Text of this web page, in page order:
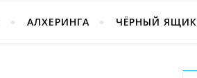
АЛХЕРИНГА ЧЁРНЫЙ ЯЩИК